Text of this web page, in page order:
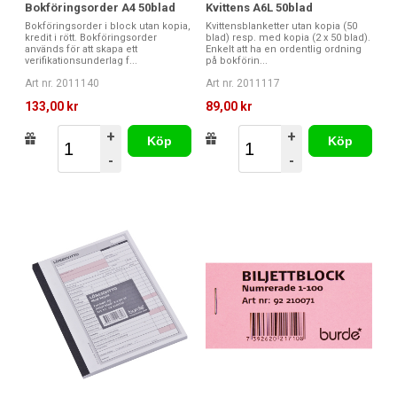
Bokföringsorder A4 50blad
Bokföringsorder i block utan kopia,
kredit i rött. Bokföringsorder
används för att skapa ett
verifikationsunderlag f...
Art nr. 2011140
133,00 kr
+
-
Köp
Kvittens A6L 50blad
Kvittensblanketter utan kopia (50
blad) resp. med kopia (2 x 50 blad).
Enkelt att ha en ordentlig ordning
på bokförin...
Art nr. 2011117
89,00 kr
+
-
Köp